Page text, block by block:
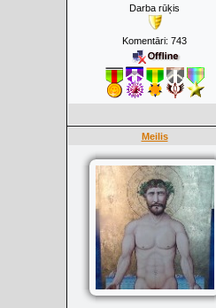
Darba rūķis
Komentāri: 743
Meilis